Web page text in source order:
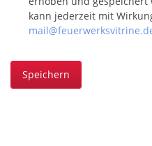
kann jederzeit mit
Speichern